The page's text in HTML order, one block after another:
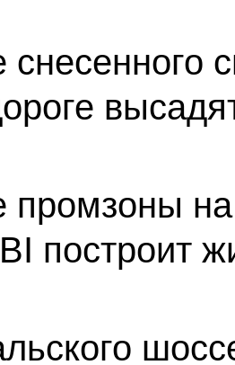
промзоны
построит